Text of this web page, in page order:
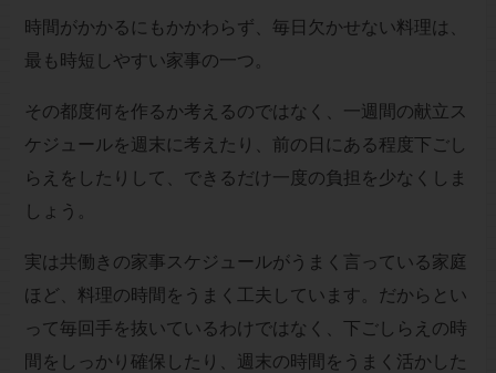
時間がかかるにもかかわらず、毎日欠かせない料理は、
最も時短しやすい家事の一つ。
その都度何を作るか考えるのではなく、一週間の献立ス
ケジュールを週末に考えたり、前の日にある程度下ごし
らえをしたりして、できるだけ一度の負担を少なくしま
しょう。
実は共働きの家事スケジュールがうまく言っている家庭
ほど、料理の時間をうまく工夫しています。だからとい
って毎回手を抜いているわけではなく、下ごしらえの時
間をしっかり確保したり、週末の時間をうまく活かした